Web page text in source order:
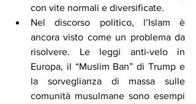
con vite normali e diversificate.
Nel discorso politico, l’Islam è
ancora visto come un problema da
risolvere. Le leggi anti-velo in
Europa, il “Muslim Ban” di Trump e
la sorveglianza di massa sulle
comunità musulmane sono esempi